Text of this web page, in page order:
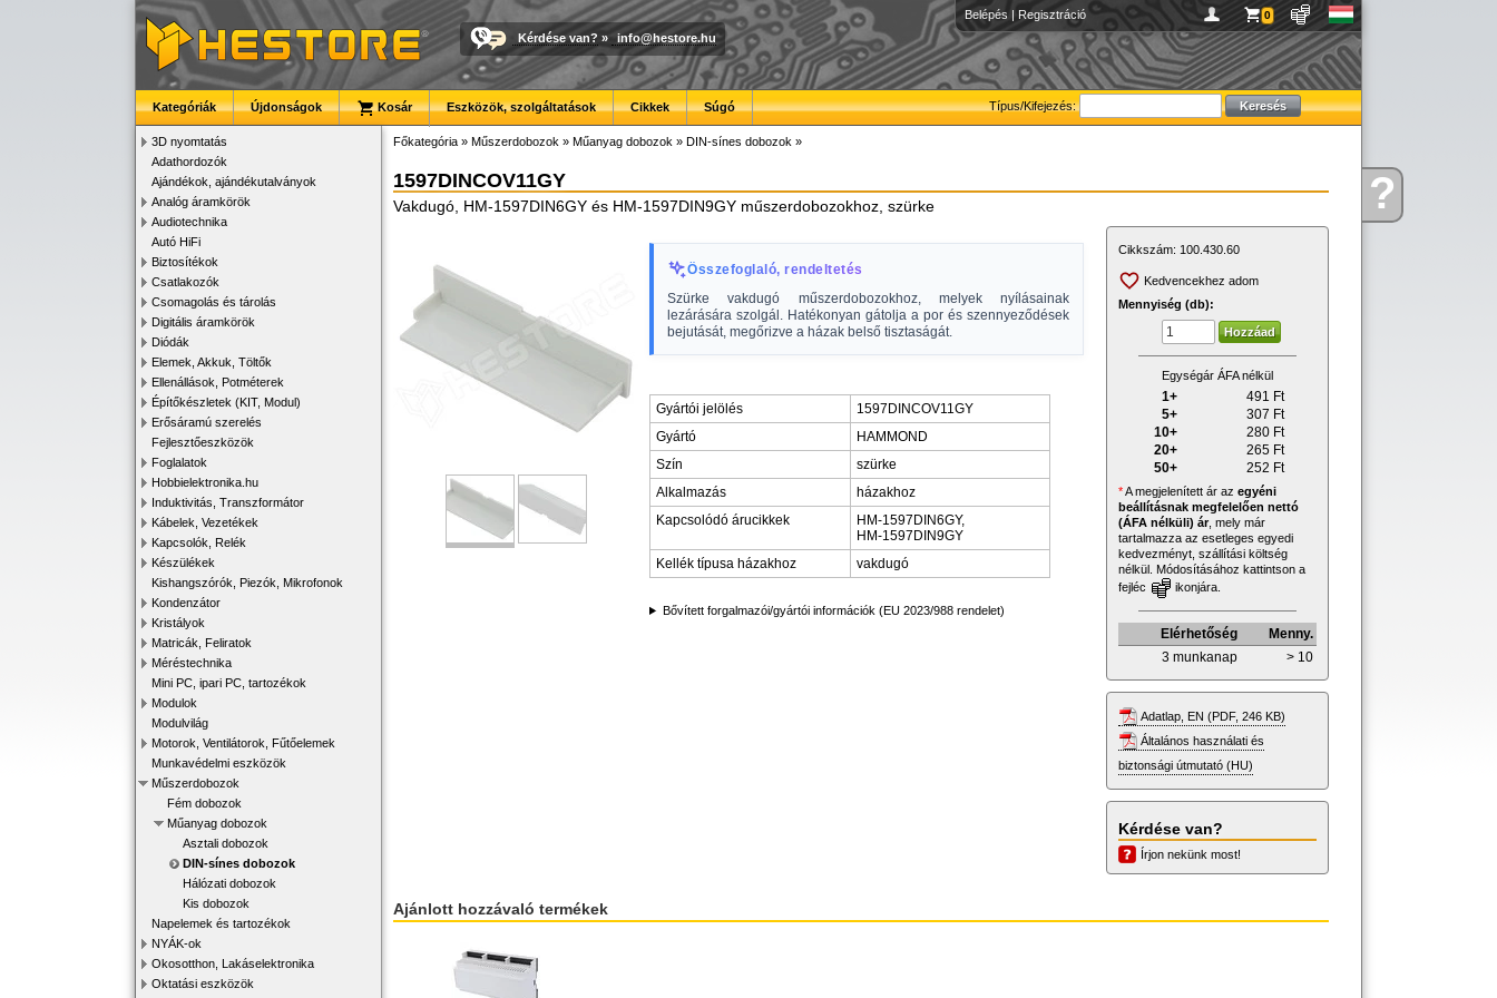
Kérdése?
Belépés | Regisztráció 0
Kérdése van? » info@hestore.hu
Típus/Kifejezés:
Kategóriák Újdonságok Kosár Eszközök, szolgáltatások Cikkek Súgó
3D nyomtatás
Adathordozók
Ajándékok, ajándékutalványok
Analóg áramkörök
Audiotechnika
Autó HiFi
Biztosítékok
Csatlakozók
Csomagolás és tárolás
Digitális áramkörök
Diódák
Elemek, Akkuk, Töltők
Ellenállások, Potméterek
Építőkészletek (KIT, Modul)
Erősáramú szerelés
Fejlesztőeszközök
Foglalatok
Hobbielektronika.hu
Induktivitás, Transzformátor
Kábelek, Vezetékek
Kapcsolók, Relék
Készülékek
Kishangszórók, Piezók, Mikrofonok
Kondenzátor
Kristályok
Matricák, Feliratok
Méréstechnika
Mini PC, ipari PC, tartozékok
Modulok
Modulvilág
Motorok, Ventilátorok, Fűtőelemek
Munkavédelmi eszközök
Műszerdobozok
Fém dobozok
Műanyag dobozok
Asztali dobozok
DIN-sínes dobozok
Hálózati dobozok
Kis dobozok
Napelemek és tartozékok
NYÁK-ok
Okosotthon, Lakáselektronika
Oktatási eszközök
Főkategória » Műszerdobozok » Műanyag dobozok » DIN-sínes dobozok »
1597DINCOV11GY
Vakdugó, HM-1597DIN6GY és HM-1597DIN9GY műszerdobozokhoz, szürke
Összefoglaló, rendeltetés
Szürke vakdugó műszerdobozokhoz, melyek nyílásainak
lezárására szolgál. Hatékonyan gátolja a por és szennyeződések
bejutását, megőrizve a házak belső tisztaságát.
Gyártói jelölés
1597DINCOV11GY
Gyártó
HAMMOND
Szín
szürke
Alkalmazás
házakhoz
Kapcsolódó árucikkek
HM-1597DIN6GY,
HM-1597DIN9GY
Kellék típusa házakhoz
vakdugó
Bővített forgalmazói/gyártói információk (EU 2023/988 rendelet)
Cikkszám: 100.430.60
Kedvencekhez adom
Mennyiség (db):
Egységár ÁFA nélkül
1+ 491 Ft
5+
307 Ft
10+
280 Ft
20+
265 Ft
50+
252 Ft
*A megjelenített ár az egyéni
beállításnak megfelelően nettó
(ÁFA nélküli) ár, mely már
tartalmazza az esetleges egyedi
kedvezményt, szállítási költség
nélkül. Módosításához kattintson a
fejléc
ikonjára.
Elérhetőség
Menny.
3 munkanap
> 10
Adatlap, EN (PDF, 246 KB)
Általános használati és
biztonsági útmutató (HU)
Kérdése van?
Írjon nekünk most!
Ajánlott hozzávaló termékek